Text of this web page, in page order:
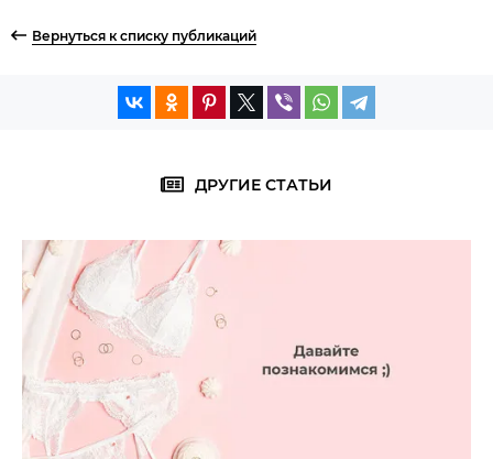
Вернуться к списку публикаций
ДРУГИЕ СТАТЬИ